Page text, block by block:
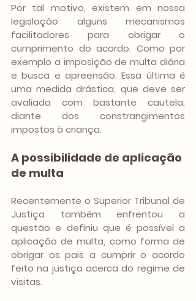
Por tal motivo, existem em nossa
legislação alguns mecanismos
facilitadores para obrigar o
cumprimento do acordo. Como por
exemplo a imposição de multa diária
e busca e apreensão. Essa última é
uma medida drástica, que deve ser
avaliada com bastante cautela,
diante dos constrangimentos
impostos à criança.
A possibilidade de aplicação
de multa
Recentemente o Superior Tribunal de
Justiça também enfrentou a
questão e definiu que é possível a
aplicação de multa, como forma de
obrigar os pais a cumprir o acordo
feito na justiça acerca do regime de
visitas.